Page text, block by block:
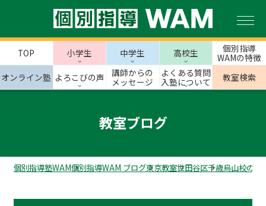
TOP 小学生 中学生 高校生
個別指導
WAMの特徴
オンライン塾 よろこびの声
講師からの
メッセージ
よくある質問
入塾について
教室検索
教室ブログ
個別指導塾WAM個別指導WAM ブログ東京教室世田谷区千歳烏山校のス